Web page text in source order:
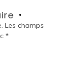
Les champs
*